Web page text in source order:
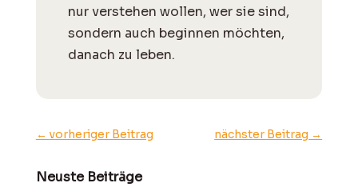
nur verstehen wollen, wer sie sind,
sondern auch beginnen möchten,
danach zu leben.
← vorheriger Beitrag nächster Beitrag →
Neuste Beiträge